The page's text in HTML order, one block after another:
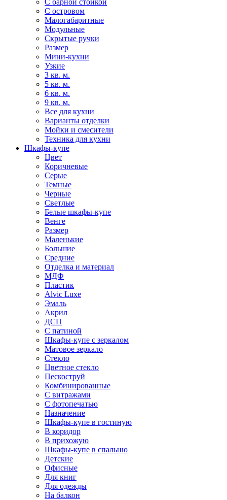
С барной стойкой
С островом
Малогабаритные
Модульные
Скрытые ручки
Размер
Мини-кухни
Узкие
3 кв. м.
5 кв. м.
6 кв. м.
9 кв. м.
Все для кухни
Варианты отделки
Мойки и смесители
Техника для кухни
Шкафы-купе
Цвет
Коричневые
Серые
Темные
Черные
Светлые
Белые шкафы-купе
Венге
Размер
Маленькие
Большие
Средние
Отделка и материал
МДФ
Пластик
Alvic Luxe
Эмаль
Акрил
ДСП
С патиной
Шкафы-купе с зеркалом
Матовое зеркало
Стекло
Цветное стекло
Пескоструй
Комбинированные
С витражами
С фотопечатью
Назначение
Шкафы-купе в гостиную
В коридор
В прихожую
Шкафы-купе в спальню
Детские
Офисные
Для книг
Для одежды
На балкон